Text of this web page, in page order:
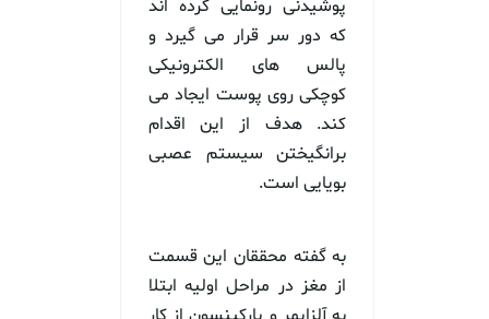
پوشیدنی رونمایی کرده اند
که دور سر قرار می گیرد و
پالس های الکترونیکی
کوچکی روی پوست ایجاد می
کند. هدف از این اقدام
برانگیختن سیستم عصبی
بویایی است.
به گفته محققان این قسمت
از مغز در مراحل اولیه ابتلا